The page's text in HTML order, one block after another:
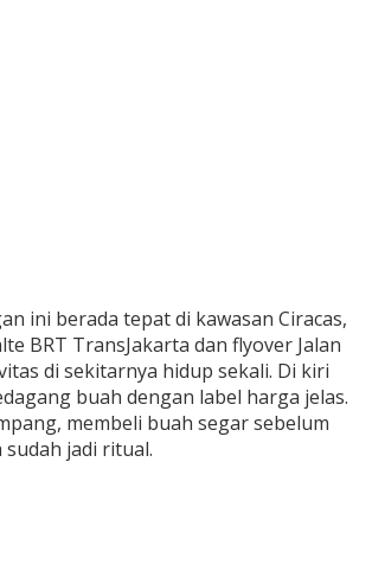
ini berada tepat di kawasan Ciracas,
BRT TransJakarta dan flyover Jalan
di sekitarnya hidup sekali. Di kiri
buah dengan label harga jelas.
membeli buah segar sebelum
jadi ritual.